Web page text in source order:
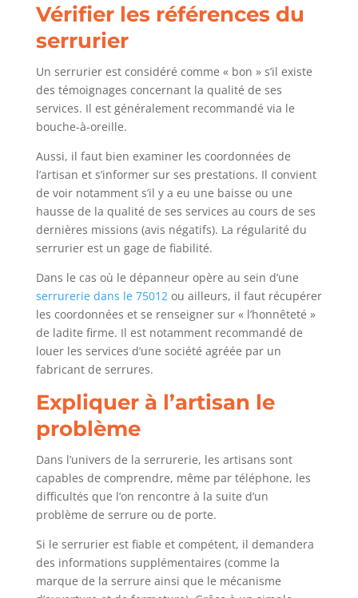
Vérifier les références du
serrurier
Un serrurier est considéré comme « bon » s’il existe
des témoignages concernant la qualité de ses
services. Il est généralement recommandé via le
bouche-à-oreille.
Aussi, il faut bien examiner les coordonnées de
l’artisan et s’informer sur ses prestations. Il convient
de voir notamment s’il y a eu une baisse ou une
hausse de la qualité de ses services au cours de ses
dernières missions (avis négatifs). La régularité du
serrurier est un gage de fiabilité.
Dans le cas où le dépanneur opère au sein d’une
serrurerie dans le 75012ou ailleurs, il faut récupérer
les coordonnées et se renseigner sur « l’honnêteté »
de ladite firme. Il est notamment recommandé de
louer les services d’une société agréée par un
fabricant de serrures.
Expliquer à l’artisan le
problème
Dans l’univers de la serrurerie, les artisans sont
capables de comprendre, même par téléphone, les
difficultés que l’on rencontre à la suite d’un
problème de serrure ou de porte.
Si le serrurier est fiable et compétent, il demandera
des informations supplémentaires (comme la
marque de la serrure ainsi que le mécanisme